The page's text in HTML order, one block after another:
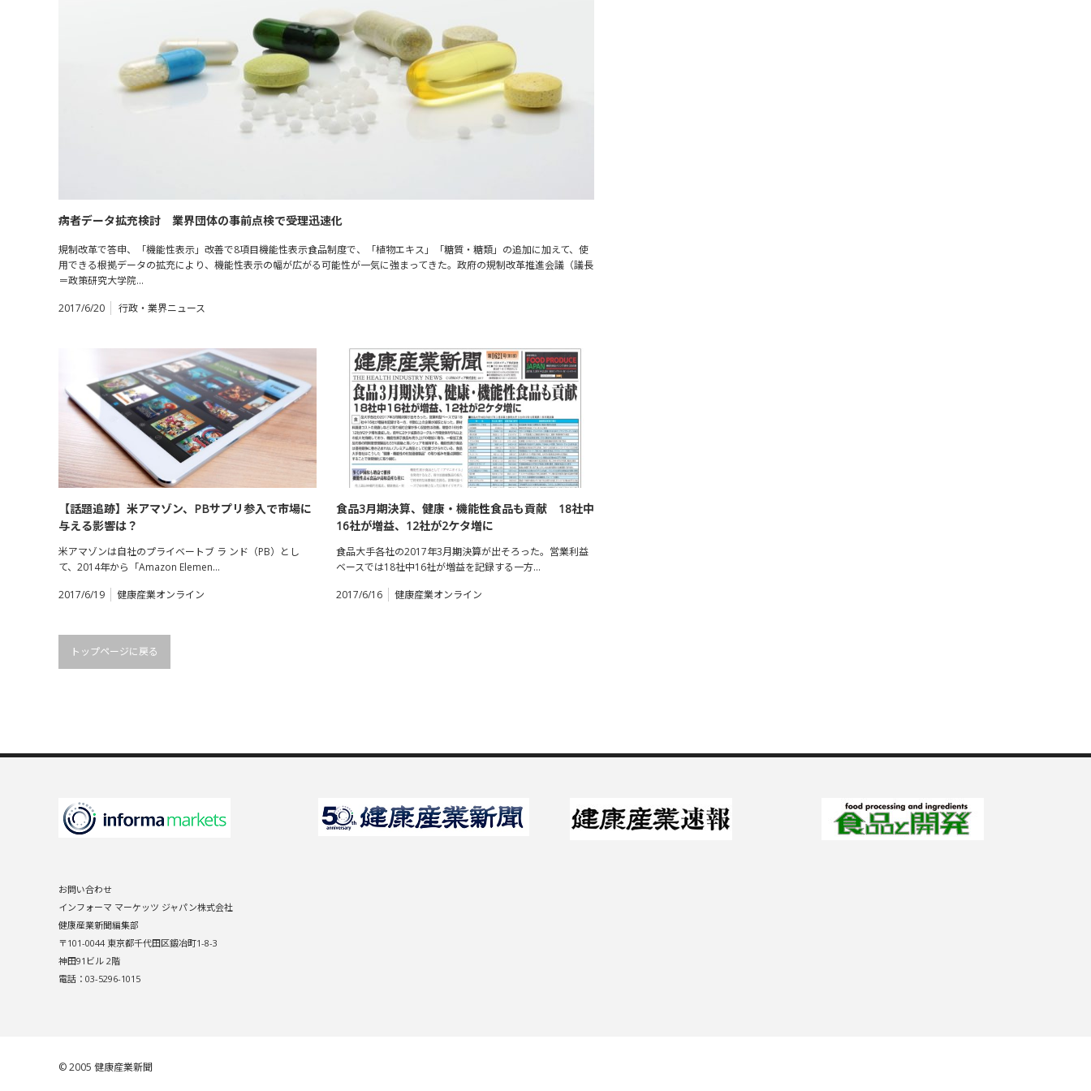
病者データ拡充検討 業界団体の事前点検で受理迅速化
規制改革で答申、「機能性表示」改善で8項目機能性表示食品制度で、「植物エキス」「糖質・糖類」の追加に加えて、使
用できる根拠データの拡充により、機能性表示の幅が広がる可能性が一気に強まってきた。政府の規制改革推進会議（議長
＝政策研究大学院…
2017/6/20
行政・業界ニュース
【話題追跡】米アマゾン、PBサプリ参入で市場に
与える影響は？
米アマゾンは自社のプライベートブ ラ ンド（PB）とし
て、2014年から「Amazon Elemen…
2017/6/19
健康産業オンライン
食品3月期決算、健康・機能性食品も貢献 18社中
16社が増益、12社が2ケタ増に
食品大手各社の2017年3月期決算が出そろった。営業利益
ベースでは18社中16社が増益を記録する一方…
2017/6/16
健康産業オンライン
トップページに戻る
お問い合わせ
インフォーマ マーケッツ ジャパン株式会社
健康産業新聞編集部
〒101-0044 東京都千代田区鍛冶町1-8-3
神田91ビル 2階
電話：03-5296-1015
© 2005 健康産業新聞